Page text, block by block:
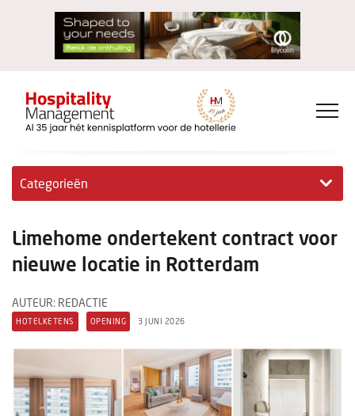
Categorieën
Hotelovernames
Jong & Ambitieus
Michelin
Limehome ondertekent contract voor
nieuwe locatie in Rotterdam
AUTEUR: REDACTIE
HOTELKETENS OPENING 3 JUNI 2026